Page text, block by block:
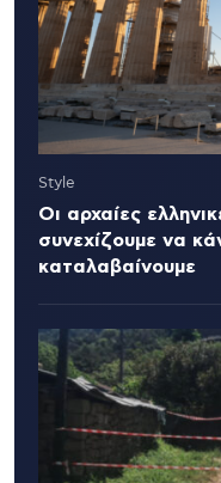
Style
Οι αρχαίες
συνεχίζουμε να
καταλαβαίνουμε